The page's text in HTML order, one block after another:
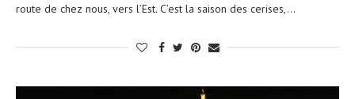
route de chez nous, vers l’Est. C’est la saison des cerises,…